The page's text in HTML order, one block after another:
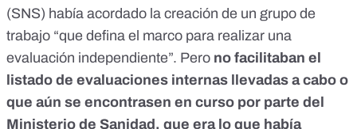
(SNS) había acordado la creación de un grupo de
trabajo “que defina el marco para realizar una
evaluación independiente”. Pero no facilitaban el
listado de evaluaciones internas llevadas a cabo o
que aún se encontrasen en curso por parte del
Ministerio de Sanidad, que era lo que había